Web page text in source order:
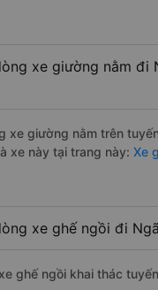
xe giường nằm đi
xe giường nằm trên
xe này tại trang này: Xe
xe ghế ngồi đi
ghế ngồi khai thác